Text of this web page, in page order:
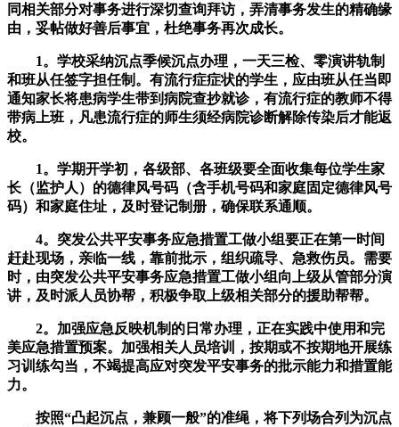
同相关部分对事务进行深切查询拜访，弄清事务发生的精确缘
由，妥帖做好善后事宜，杜绝事务再次成长。
1。学校采纳沉点季候沉点办理，一天三检、零演讲轨制
和班从任签字担任制。有流行症症状的学生，应由班从任当即
通知家长将患病学生带到病院查抄就诊，有流行症的教师不得
带病上班，凡患流行症的师生须经病院诊断解除传染后才能返
校。
1。学期开学初，各级部、各班级要全面收集每位学生家
长（监护人）的德律风号码（含手机号码和家庭固定德律风号
码）和家庭住址，及时登记制册，确保联系通顺。
4。突发公共平安事务应急措置工做小组要正在第一时间
赶赴现场，亲临一线，靠前批示，组织疏导、急救伤员。需要
时，由突发公共平安事务应急措置工做小组向上级从管部分演
讲，及时派人员协帮，积极争取上级相关部分的援助帮帮。
2。加强应急反映机制的日常办理，正在实践中使用和完
美应急措置预案。加强相关人员培训，按期或不按期地开展练
习训练勾当，不竭提高应对突发平安事务的批示能力和措置能
力。
按照“凸起沉点，兼顾一般”的准绳，将下列场合列为沉点